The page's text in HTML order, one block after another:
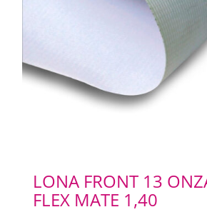
LONA FRONT 13
FLEX MATE 1,40